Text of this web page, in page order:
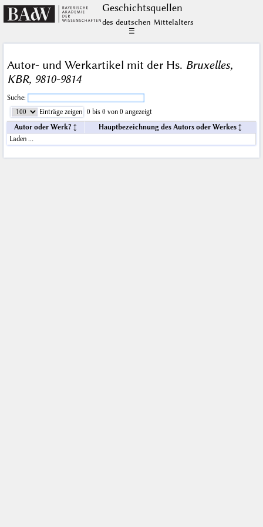
Geschichts­quellen
des deutschen Mittelalters
☰
Autor- und Werkartikel mit der Hs. Bruxelles,
KBR, 9810-9814
Suche:
Einträge zeigen
0 bis 0 von 0 angezeigt
Autor oder Werk?
Hauptbezeichnung des Autors oder Werkes
Laden …